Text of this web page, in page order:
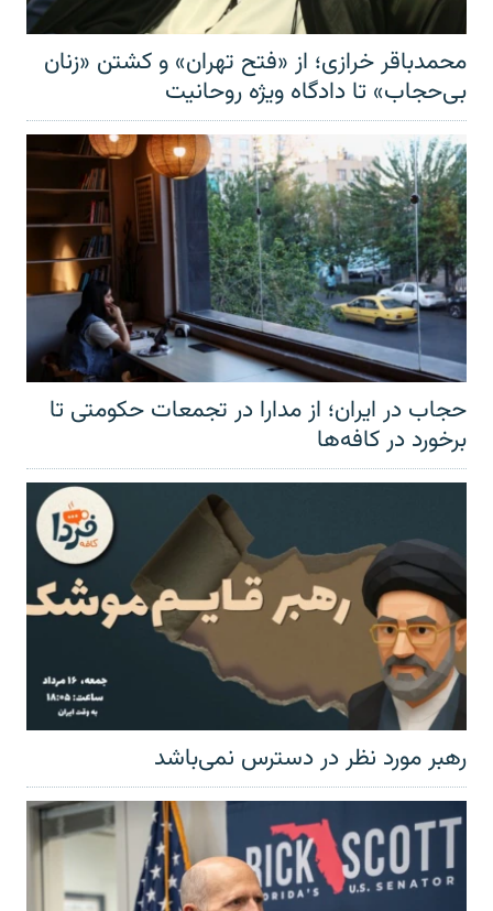
محمدباقر خرازی؛ از «فتح تهران» و کشتن «زنان
بی‌حجاب» تا دادگاه ویژه روحانیت
حجاب در ایران؛ از مدارا در تجمعات حکومتی تا
برخورد در کافه‌ها
رهبر مورد نظر در دسترس نمی‌باشد